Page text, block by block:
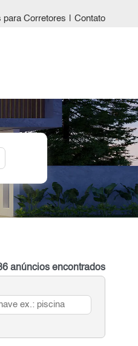
para Corretores Contato
anúncios encontrados